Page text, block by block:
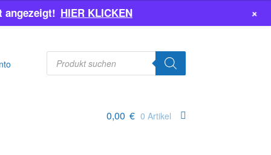
Products
search
0,00 € 0 Artikel
angezeigt! HIER KLICKEN +